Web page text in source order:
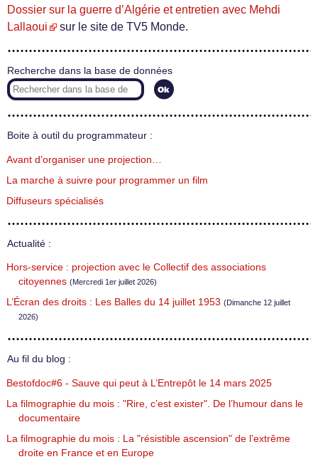
Dossier sur la guerre d’Algérie et entretien avec Mehdi
Lallaoui
sur le site de TV5 Monde.
Recherche dans la base de données
Boite à outil du programmateur :
Avant d’organiser une projection…
La marche à suivre pour programmer un film
Diffuseurs spécialisés
Actualité :
Hors-service : projection avec le Collectif des associations
citoyennes (Mercredi 1er juillet 2026)
L’Écran des droits : Les Balles du 14 juillet 1953 (Dimanche 12 juillet
2026)
Au fil du blog :
Bestofdoc#6 - Sauve qui peut à L’Entrepôt le 14 mars 2025
La filmographie du mois : "Rire, c’est exister". De l’humour dans le
documentaire
La filmographie du mois : La "résistible ascension" de l’extrême
droite en France et en Europe